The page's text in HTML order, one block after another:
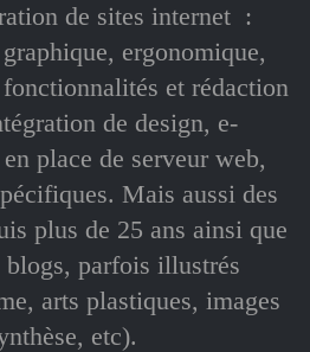
de sites internet :
ergonomique,
et rédaction
de design, e-
place de serveur web,
Mais aussi des
plus de 25 ans ainsi que
blogs, parfois illustrés
arts plastiques, images
etc).